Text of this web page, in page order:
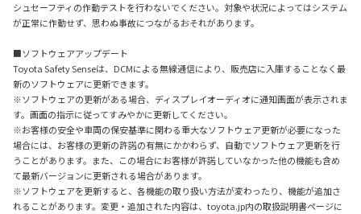
シュセーフティの作動テストを行わないでください。対象や状況によってはシステム
が正常に作動せず、思わぬ事故につながるおそれがあります。
■ソフトウェアアップデート
Toyota Safety Senseは、DCMによる無線通信により、販売店に入庫することなく最
新のソフトウェアに更新できます。
※ソフトウェアの更新がある場合、ディスプレイオーディオに通知画面が表示されま
す。画面の指示に従ってすみやかに更新してください。
※お客様の安全や車両の保安基準に関わる重大なソフトウェア更新が必要になった
場合には、お客様の更新の許諾の有無にかかわらず、自動でソフトウェア更新を行
うことがあります。また、この場合にお客様が許諾していなかった他の機能も含め
て最新バージョンに更新される場合があります。
※ソフトウェアを更新すると、各機能の取り扱い方法が変わったり、機能が追加さ
れることがあります。変更・追加された内容は、toyota.jp内の取扱説明書ページに